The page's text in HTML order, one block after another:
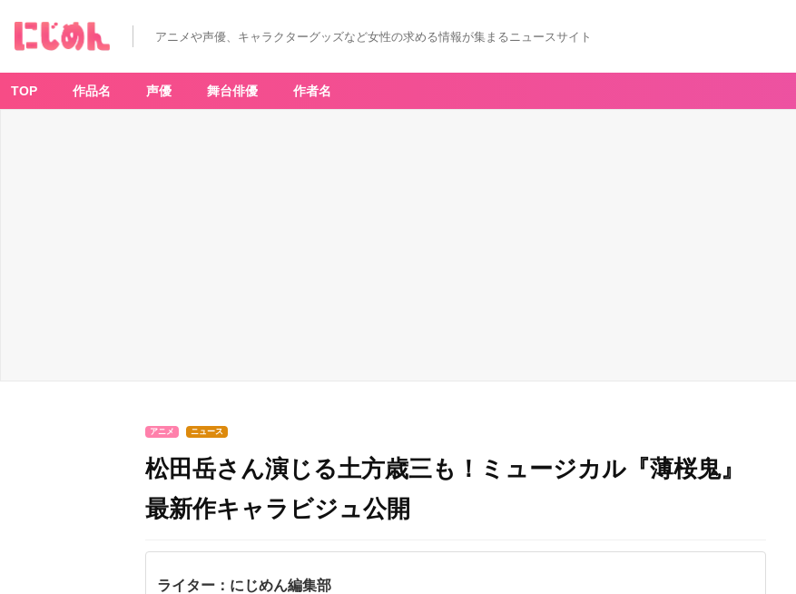
アニメや声優、キャラクターグッズなど女性の求める情報が集まるニュースサイト
TOP 作品名 声優 舞台俳優 作者名
アニメ ニュース
松田岳さん演じる土方歳三も！ミュージカル『薄桜鬼』
最新作キャラビジュ公開
ライター：にじめん編集部